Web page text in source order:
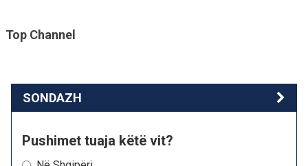
Top Channel
SONDAZH
Pushimet tuaja këtë vit?